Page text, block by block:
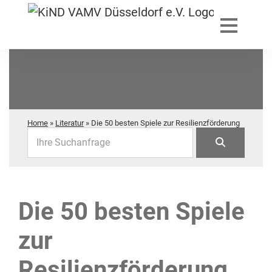
Home » Literatur» Die 50 besten Spiele zur Resilienzförderung
Ihre Suchanfrage
Die 50 besten Spiele
zur